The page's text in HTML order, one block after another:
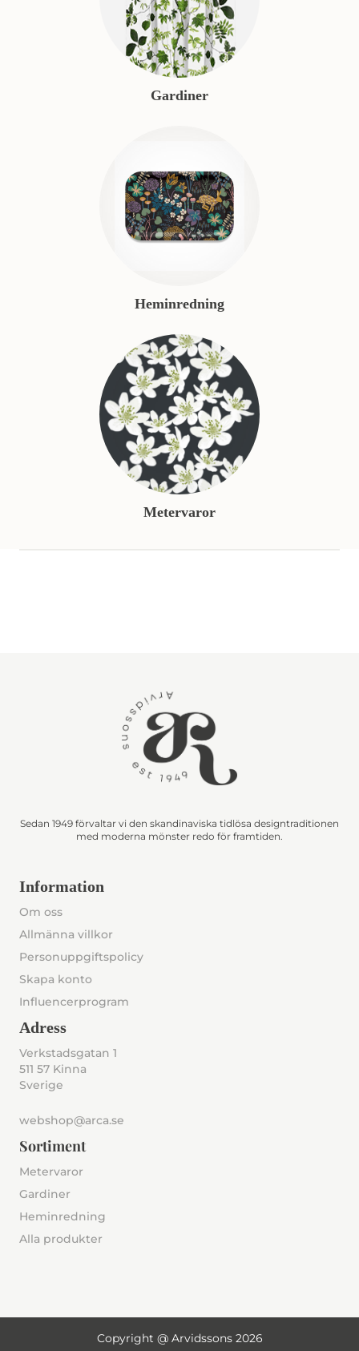
Gardiner
Heminredning
Metervaror
Sedan 1949 förvaltar vi den skandinaviska tidlösa designtraditionen
med moderna mönster redo för framtiden.
Information
Om oss
Allmänna villkor
Personuppgiftspolicy
Skapa konto
Influencerprogram
Adress
Verkstadsgatan 1
511 57 Kinna
Sverige
webshop@arca.se
Sortiment
Metervaror
Gardiner
Heminredning
Alla produkter
Copyright @ Arvidssons 2026